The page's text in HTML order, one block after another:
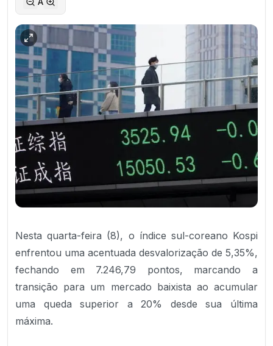
Nesta quarta-feira (8), o índice sul-coreano Kospi
enfrentou uma acentuada desvalorização de 5,35%,
fechando em 7.246,79 pontos, marcando a
transição para um mercado baixista ao acumular
uma queda superior a 20% desde sua última
máxima.